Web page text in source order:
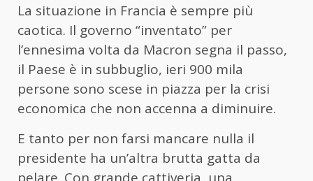
La situazione in Francia è sempre più
caotica. Il governo “inventato” per
l’ennesima volta da Macron segna il passo,
il Paese è in subbuglio, ieri 900 mila
persone sono scese in piazza per la crisi
economica che non accenna a diminuire.
E tanto per non farsi mancare nulla il
presidente ha un’altra brutta gatta da
pelare. Con grande cattiveria, una